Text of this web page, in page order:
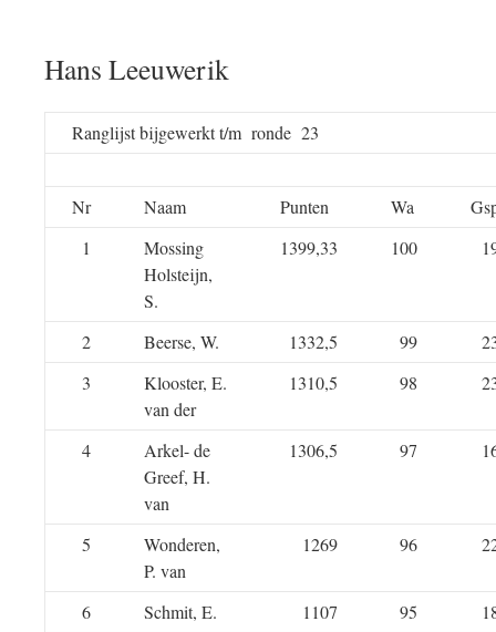
Hans Leeuwerik
Ranglijst bijgewerkt t/m ronde 23
Nr Naam Punten Wa
1
Mossing
Holsteijn,
S.
1399,33 100
2 Beerse, W. 1332,5 99
3
Klooster, E.
van der
1310,5 98
4
Arkel- de
Greef, H.
van
1306,5 97
5
Wonderen,
P. van
1269 96
6 Schmit, E. 1107 95